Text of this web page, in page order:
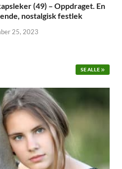
(49) – Oppdraget. En
nostalgisk festlek
25, 2023
SE ALLE